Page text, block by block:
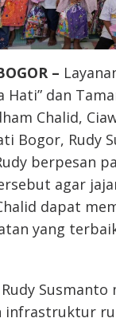
–
Hati” dan
Chalid,
Bogor, Rudy
berpesan
agar
dapat
yang
Susmanto
infrastruktur